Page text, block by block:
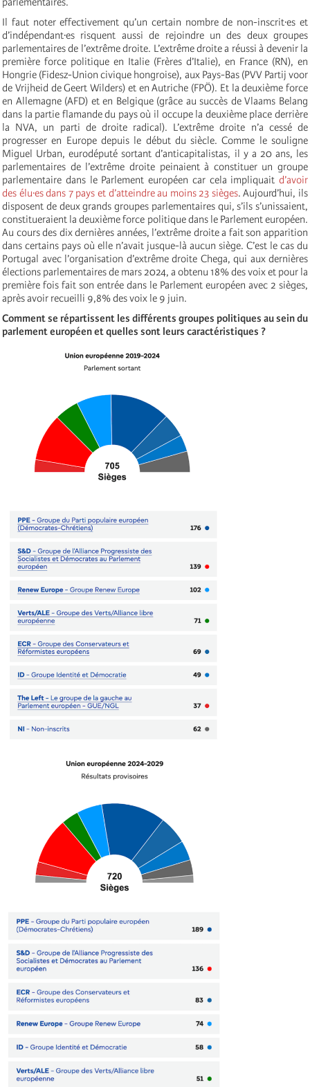
Il faut noter effectivement qu’un certain nombre de non-inscrit·es et
d’indépendant·es risquent aussi de rejoindre un des deux groupes
parlementaires de l’extrême droite. L’extrême droite a réussi à devenir la
première force politique en Italie (Frères d’Italie), en France (RN), en
Hongrie (Fidesz-Union civique hongroise), aux Pays-Bas (PVV Partij voor
de Vrijheid de Geert Wilders) et en Autriche (FPÖ). Et la deuxième force
en Allemagne (AFD) et en Belgique (grâce au succès de Vlaams Belang
dans la partie flamande du pays où il occupe la deuxième place derrière
la NVA, un parti de droite radical). L’extrême droite n’a cessé de
progresser en Europe depuis le début du siècle. Comme le souligne
Miguel Urban, eurodéputé sortant d’anticapitalistas, il y a 20 ans, les
parlementaires de l’extrême droite peinaient à constituer un groupe
parlementaire dans le Parlement européen car cela impliquait d’avoir
des élu·es dans 7 pays et d’atteindre au moins 23 sièges. Aujourd’hui, ils
disposent de deux grands groupes parlementaires qui, s’ils s’unissaient,
constitueraient la deuxième force politique dans le Parlement européen.
Au cours des dix dernières années, l’extrême droite a fait son apparition
dans certains pays où elle n’avait jusque-là aucun siège. C’est le cas du
Portugal avec l’organisation d’extrême droite Chega, qui aux dernières
élections parlementaires de mars 2024, a obtenu 18% des voix et pour la
première fois fait son entrée dans le Parlement européen avec 2 sièges,
après avoir recueilli 9,8% des voix le 9 juin.
Comment se répartissent les différents groupes politiques au sein du
parlement européen et quelles sont leurs caractéristiques ?